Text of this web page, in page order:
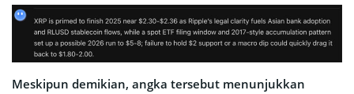
Meskipun demikian, angka tersebut menunjukkan